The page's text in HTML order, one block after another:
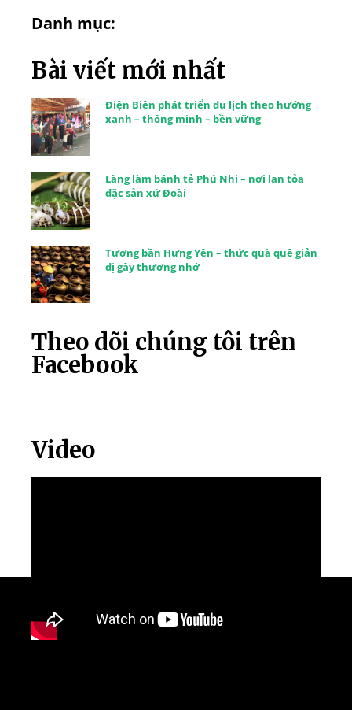
Danh mục:
Bài viết mới nhất
Điện Biên phát triển du lịch theo hướng
xanh – thông minh – bền vững
Làng làm bánh tẻ Phú Nhi – nơi lan tỏa
đặc sản xứ Đoài
Tương bần Hưng Yên – thức quà quê giản
dị gây thương nhớ
Theo dõi chúng tôi trên
Facebook
Video